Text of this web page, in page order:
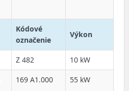
Kódové
označenie
Výkon
Z 482 10 kW
169 A1.000 55 kW